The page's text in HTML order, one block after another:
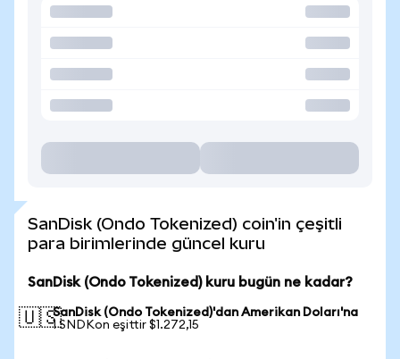
SanDisk (Ondo Tokenized) coin'in çeşitli
para birimlerinde güncel kuru
SanDisk (Ondo Tokenized) kuru bugün ne kadar?
🇺🇸SanDisk (Ondo Tokenized)'dan Amerikan Doları'na
1 SNDKon eşittir $1.272,15